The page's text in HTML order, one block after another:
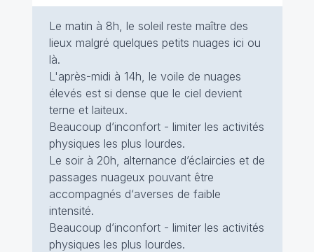
Le matin à 8h, le soleil reste maître des
lieux malgré quelques petits nuages ici ou
là.
L'après-midi à 14h, le voile de nuages
élevés est si dense que le ciel devient
terne et laiteux.
Beaucoup d’inconfort - limiter les activités
physiques les plus lourdes.
Le soir à 20h, alternance d’éclaircies et de
passages nuageux pouvant être
accompagnés d‘averses de faible
intensité.
Beaucoup d’inconfort - limiter les activités
physiques les plus lourdes.